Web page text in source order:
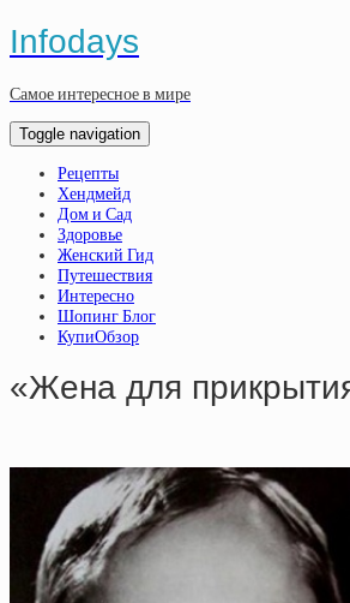
Infodays
Самое интересное в мире
Toggle navigation
Рецепты
Хендмейд
Дом и Сад
Здоровье
Женский Гид
Путешествия
Интересно
Шопинг Блог
КупиОбзор
«Жена для